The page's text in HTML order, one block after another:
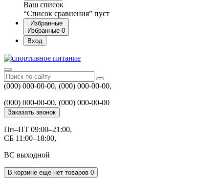
Ваш список
“Список сравнения” пуст
Избранные
Избранные 0
Вход
(000) 000-00-00, (000) 000-00-00,
(000) 000-00-00, (000) 000-00-00
Заказать звонок
Пн–ПТ 09:00–21:00,
СБ 11:00–18:00,
ВС выходной
В корзине еще нет товаров 0